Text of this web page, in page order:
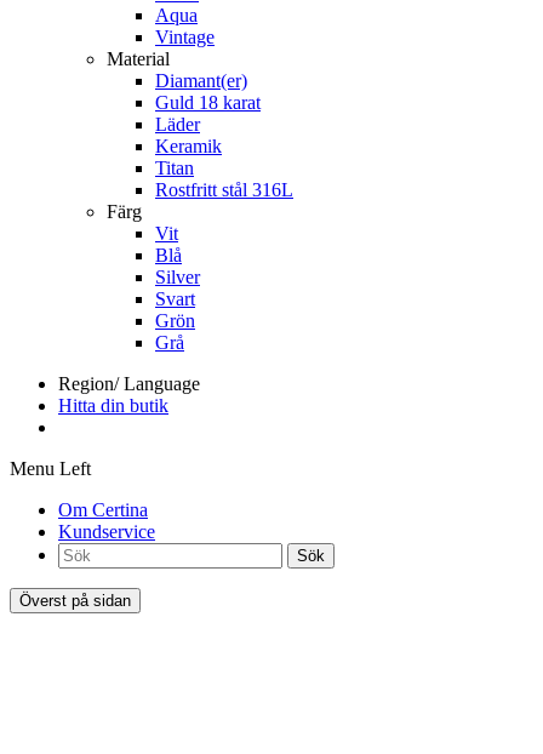
Aqua
Vintage
Material
Diamant(er)
Guld 18 karat
Läder
Keramik
Titan
Rostfritt stål 316L
Färg
Vit
Blå
Silver
Svart
Grön
Grå
Region/ Language
Hitta din butik
Menu Left
Om Certina
Kundservice
Sök
Överst på sidan